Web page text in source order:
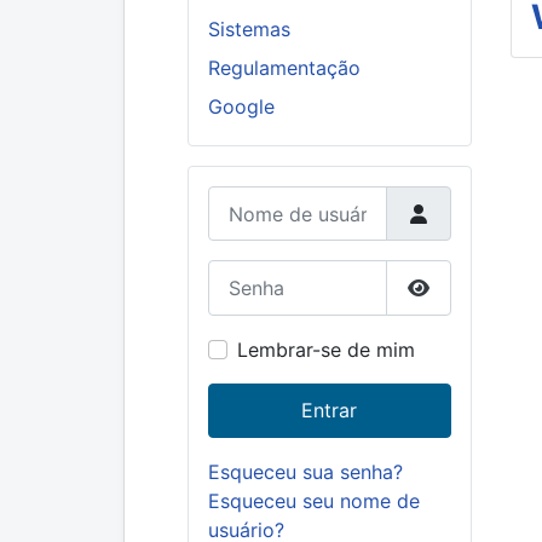
Sistemas
Regulamentação
Google
Nome de usuário
Mostrar senha
Lembrar-se de mim
Entrar
Esqueceu sua senha?
Esqueceu seu nome de
usuário?